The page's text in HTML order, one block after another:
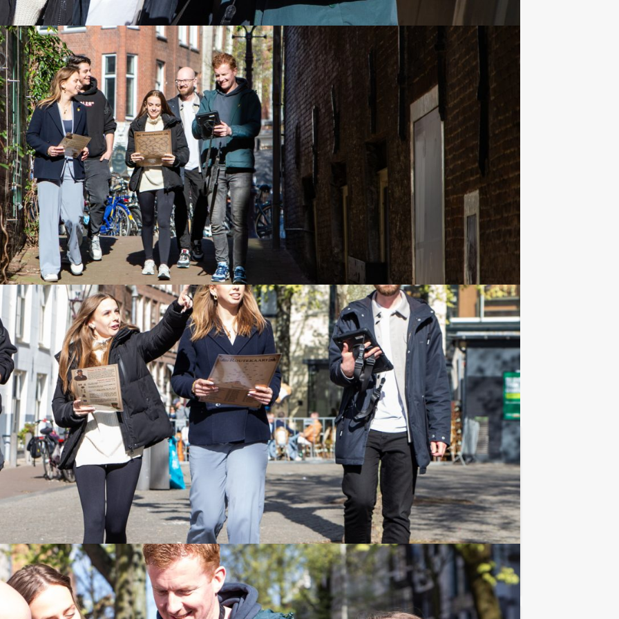
Dinner Game Utrecht Vanaf€ 64,50p.p. excl. BTW
Tablet Dinner game van Domstad Evenementen in Utrecht: een hypermodern virtueel spel in
3-gangen diner.
Voeg toe aan favorieten